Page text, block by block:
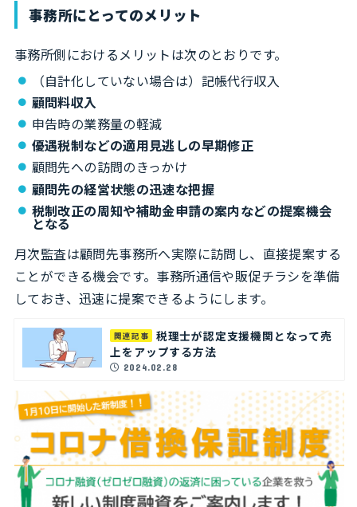
事務所にとってのメリット
事務所側におけるメリットは次のとおりです。
（自計化していない場合は）記帳代行収入
顧問料収入
申告時の業務量の軽減
優遇税制などの適用見逃しの早期修正
顧問先への訪問のきっかけ
顧問先の経営状態の迅速な把握
税制改正の周知や補助金申請の案内などの提案機会
となる
月次監査は顧問先事務所へ実際に訪問し、直接提案する
ことができる機会です。事務所通信や販促チラシを準備
しておき、迅速に提案できるようにします。
関連記事
税理士が認定支援機関となって売
上をアップする方法
2024.02.28